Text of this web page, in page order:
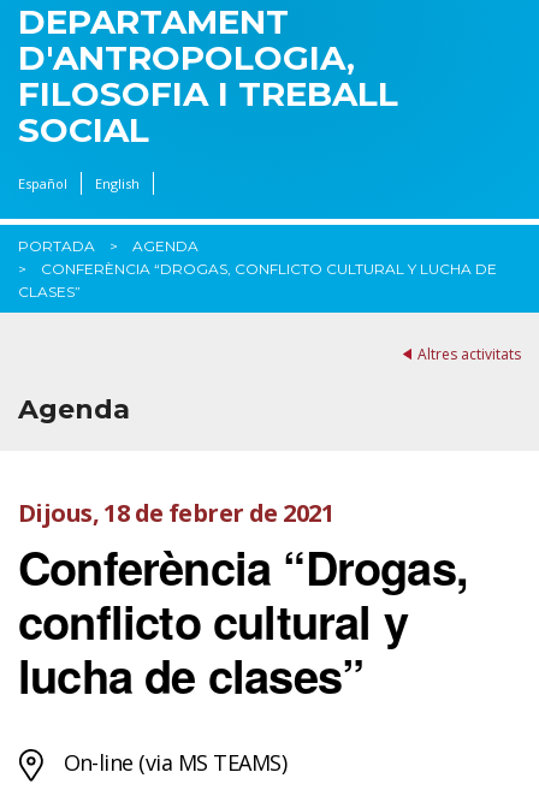
DEPARTAMENT
D'ANTROPOLOGIA,
FILOSOFIA I TREBALL
SOCIAL
Español English
PORTADA
AGENDA
CONFERÈNCIA “DROGAS, CONFLICTO CULTURAL Y LUCHA DE
CLASES”
Altres activitats
Agenda
Dijous, 18 de febrer de 2021
Conferència “Drogas,
conflicto cultural y
lucha de clases”
On-line (via MS TEAMS)